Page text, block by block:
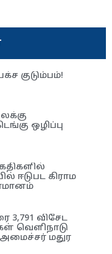
குடும்பம்!
ஒழிப்பு
ஈடுபட கிராம
3,791 விசேட
வெளிநாடு
மதுர